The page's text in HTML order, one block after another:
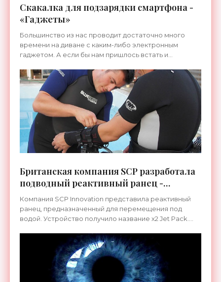
Скакалка для подзарядки смартфона -
«Гаджеты»
Большинство из нас проводит достаточно много
времени на диване с каким-либо электронным
гаджетом. А если бы нам пришлось встать и
того, чтобы
Британская компания SCP разработала
подводный реактивный ранец -
«Технологии»
Компания SCP Innovation представила реактивный
ранец, предназначенный для перемещения под
водой. Устройство получило название x2 Jet Pack.